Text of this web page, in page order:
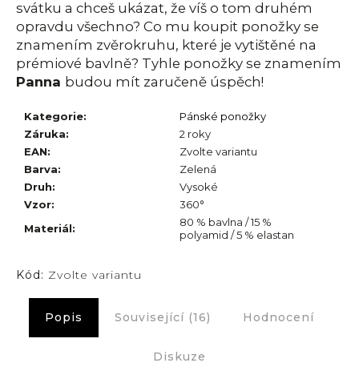
svátku a chceš ukázat, že víš o tom druhém
opravdu všechno? Co mu koupit ponožky se
znamením zvěrokruhu, které je vytištěné na
prémiové bavlně? Tyhle ponožky se znamením
Panna budou mít zaručeně úspěch!
Kategorie:
Pánské ponožky
Záruka:
2 roky
EAN:
Zvolte variantu
Barva:
Zelená
Druh:
Vysoké
Vzor:
360°
Materiál:
80 % bavlna / 15 %
polyamid / 5 % elastan
Kód: Zvolte variantu
Popis Související (16) Hodnocení
Diskuze
e